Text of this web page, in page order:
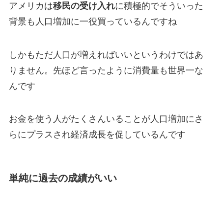
アメリカは移民の受け入れに積極的でそういった
背景も人口増加に一役買っているんですね
しかもただ人口が増えればいいというわけではあ
りません。先ほど言ったように消費量も世界一な
んです
お金を使う人がたくさんいることが人口増加にさ
らにプラスされ経済成長を促しているんです
単純に過去の成績がいい